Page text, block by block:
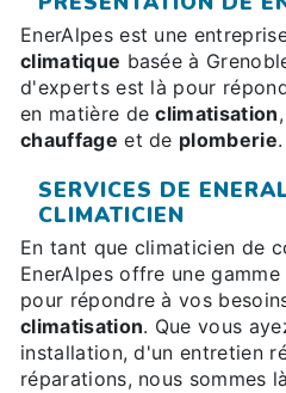
EnerAlpes est une
climatique basée à
d'experts est là pour
en matière declimatisation
chauffage et de plomberie.
SERVICES DE
CLIMATICIEN
En tant que climaticien de
EnerAlpes offre une
pour répondre à vos
climatisation. Que vous
installation, d'un entretien
réparations, nous sommes